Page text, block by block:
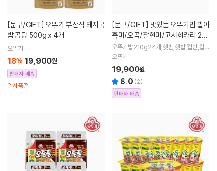
[문구/GIFT]
밥 곰탕 500g x 4개
오뚜기
18% 19,900원
판매자 배송
일시품절
[문구/GIFT]
흑미/오곡/찰현미/고시히카리 210
g x 12개 4종
오뚜기밥210g24개,햇반,햇밥,컵반,컵
밥,쌀밥,현미밥,흑미밥,진라면,진비빔면
오뚜기
19,900원
8.0 (2)
판매자 배송